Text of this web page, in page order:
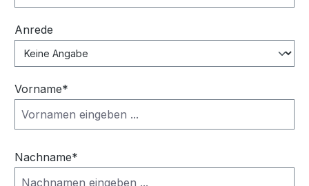
Anrede
Vorname*
Nachname*